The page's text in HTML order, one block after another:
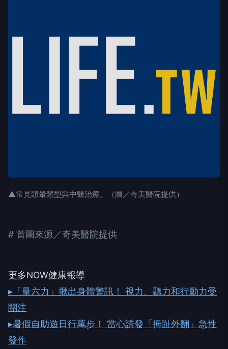
▲常見頭暈類型與中醫治療。（圖／奇美醫院提供）
# 首圖來源／奇美醫院提供
更多NOW健康報導
▸「量六力」揪出身體警訊！ 視力、聽力和行動力受
關注
▸暑假自助遊日行萬步！ 當心誘發「拇趾外翻」急性
發作